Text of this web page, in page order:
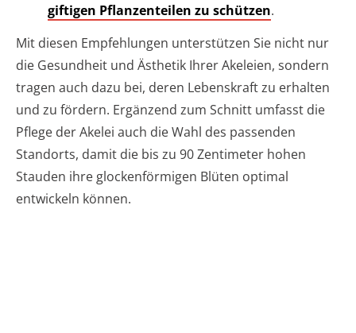
giftigen Pflanzenteilen zu schützen.
Mit diesen Empfehlungen unterstützen Sie nicht nur
die Gesundheit und Ästhetik Ihrer Akeleien, sondern
tragen auch dazu bei, deren Lebenskraft zu erhalten
und zu fördern. Ergänzend zum Schnitt umfasst die
Pflege der Akelei auch die Wahl des passenden
Standorts, damit die bis zu 90 Zentimeter hohen
Stauden ihre glockenförmigen Blüten optimal
entwickeln können.